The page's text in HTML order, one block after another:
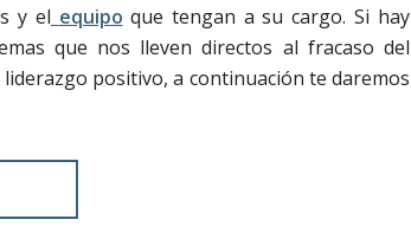
y el equipo que tengan a su cargo. Si hay
que nos lleven directos al fracaso del
positivo, a continuación te daremos